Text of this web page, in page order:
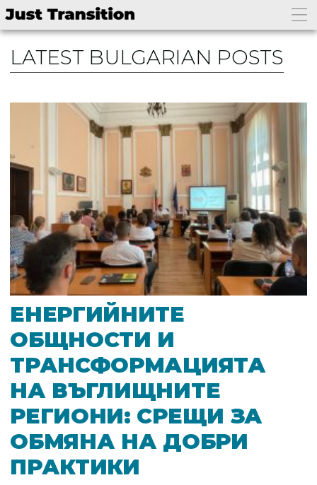
LATEST BULGARIAN POSTS
ЕНЕРГИЙНИТЕ
ОБЩНОСТИ И
ТРАНСФОРМАЦИЯТА
НА ВЪГЛИЩНИТЕ
РЕГИОНИ: СРЕЩИ ЗА
ОБМЯНА НА ДОБРИ
ПРАКТИКИ